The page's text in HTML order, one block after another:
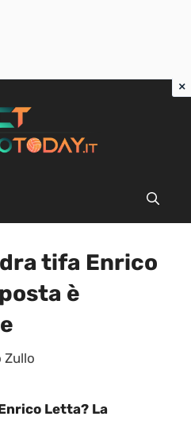
tifa Enrico
è
Zullo
Letta? La